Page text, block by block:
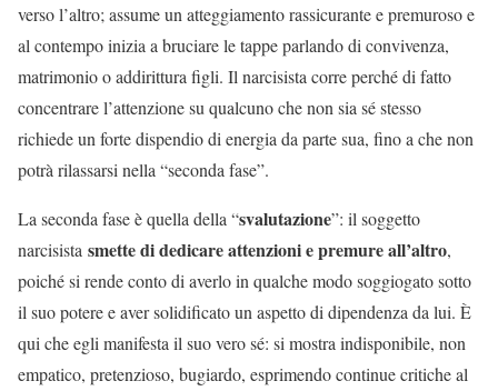
verso l’altro; assume un atteggiamento rassicurante e premuroso e
al contempo inizia a bruciare le tappe parlando di convivenza,
matrimonio o addirittura figli. Il narcisista corre perché di fatto
concentrare l’attenzione su qualcuno che non sia sé stesso
richiede un forte dispendio di energia da parte sua, fino a che non
potrà rilassarsi nella “seconda fase”.
La seconda fase è quella della “svalutazione”: il soggetto
narcisista smette di dedicare attenzioni e premure all’altro,
poiché si rende conto di averlo in qualche modo soggiogato sotto
il suo potere e aver solidificato un aspetto di dipendenza da lui. È
qui che egli manifesta il suo vero sé: si mostra indisponibile, non
empatico, pretenzioso, bugiardo, esprimendo continue critiche al